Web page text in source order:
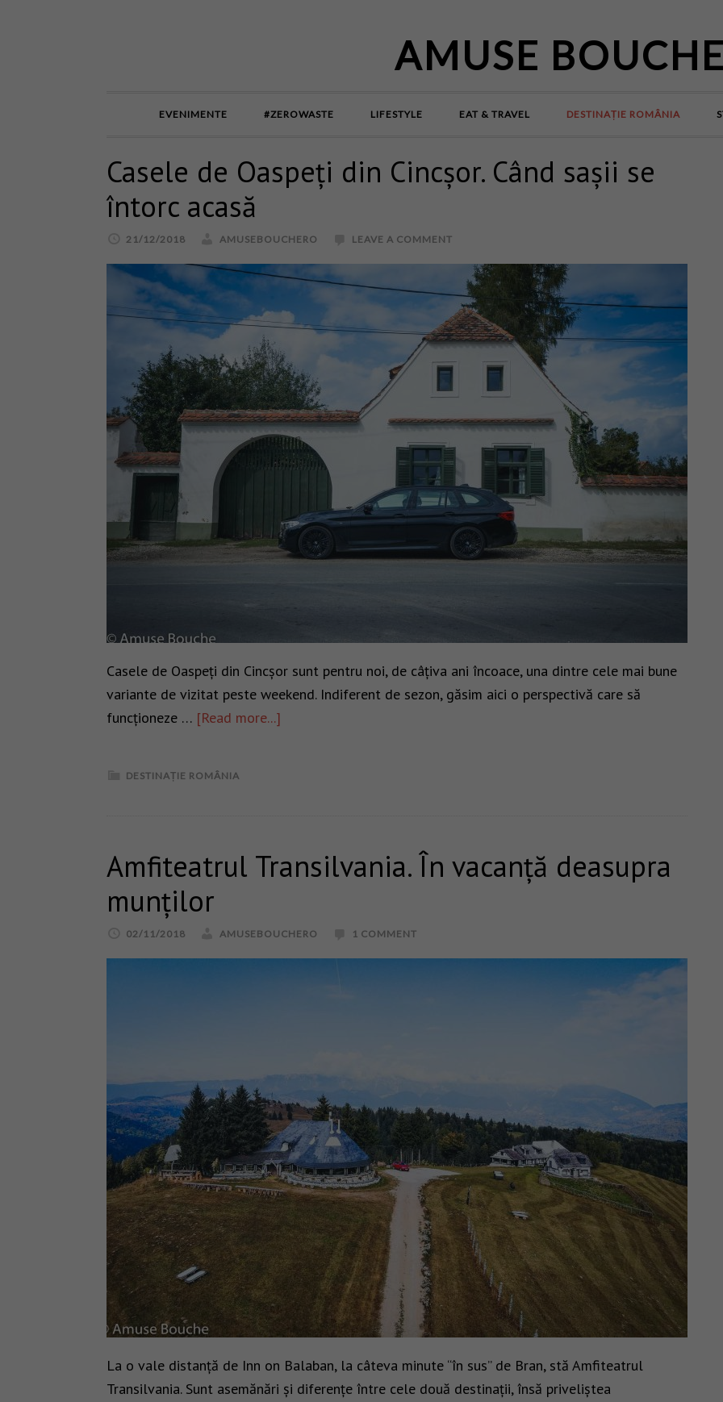
AMUSE
EVENIMENTE #ZEROWASTE LIFESTYLE EAT & TRAVEL DESTINAȚIE ROMÂNIA
Casele de Oaspeți din Cincșor. Când sașii se
întorc acasă
21/12/2018 AMUSEBOUCHERO LEAVE A COMMENT
Casele de Oaspeți din Cincșor sunt pentru noi, de câțiva ani încoace, una dintre cele mai bune
variante de vizitat peste weekend. Indiferent de sezon, găsim aici o perspectivă care să
funcționeze … [Read more...]
DESTINAȚIE ROMÂNIA
Amfiteatrul Transilvania. În vacanță deasupra
munților
02/11/2018 AMUSEBOUCHERO 1 COMMENT
La o vale distanță de Inn on Balaban, la câteva minute “în sus” de Bran, stă Amfiteatrul
Transilvania. Sunt asemănări și diferențe între cele două destinații, însă priveliștea